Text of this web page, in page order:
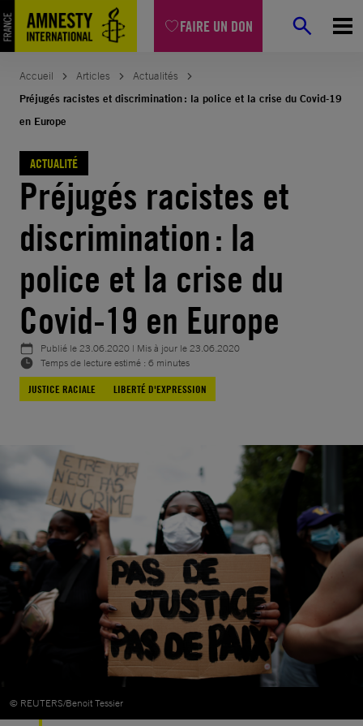
FAIRE UN DON
Aller
au
contenu
Accueil Articles
Actualités
Préjugés racistes et discrimination : la police et la crise du Covid-19
en Europe
ACTUALITÉ
Préjugés racistes et
discrimination : la
police et la crise du
Covid-19 en Europe
Publié le23.06.2020 | Mis à jour le23.06.2020
Temps de lecture estimé : 6 minutes
JUSTICE RACIALE
LIBERTÉ D'EXPRESSION
© REUTERS/Benoit Tessier